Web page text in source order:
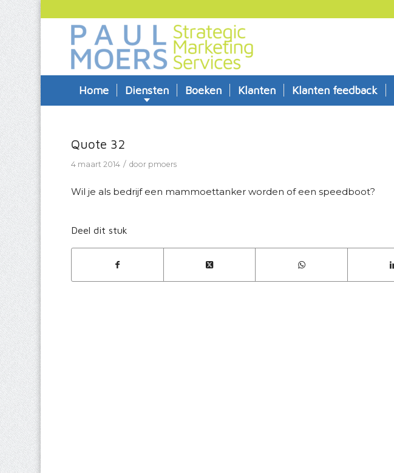
Home Diensten Boeken Klanten Klanten feedback
Quote 32
4 maart 2014 / door pmoers
Wil je als bedrijf een mammoettanker worden of een speedboot?
Deel dit stuk